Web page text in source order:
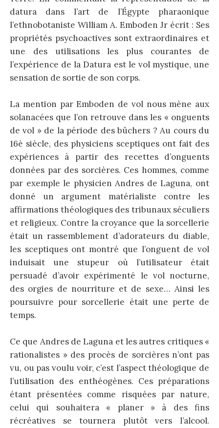
datura dans l’art de l’Égypte pharaonique
l’ethnobotaniste William A. Emboden Jr écrit : Ses
propriétés psychoactives sont extraordinaires et
une des utilisations les plus courantes de
l’expérience de la Datura est le vol mystique, une
sensation de sortie de son corps.
La mention par Emboden de vol nous mène aux
solanacées que l’on retrouve dans les « onguents
de vol » de la période des bûchers ? Au cours du
16è siècle, des physiciens sceptiques ont fait des
expériences à partir des recettes d’onguents
données par des sorcières. Ces hommes, comme
par exemple le physicien Andres de Laguna, ont
donné un argument matérialiste contre les
affirmations théologiques des tribunaux séculiers
et religieux. Contre la croyance que la sorcellerie
était un rassemblement d’adorateurs du diable,
les sceptiques ont montré que l’onguent de vol
induisait une stupeur où l’utilisateur était
persuadé d’avoir expérimenté le vol nocturne,
des orgies de nourriture et de sexe… Ainsi les
poursuivre pour sorcellerie était une perte de
temps.
Ce que Andres de Laguna et les autres critiques «
rationalistes » des procès de sorcières n’ont pas
vu, ou pas voulu voir, c’est l’aspect théologique de
l’utilisation des enthéogènes. Ces préparations
étant présentées comme risquées par nature,
celui qui souhaitera « planer » à des fins
récréatives se tournera plutôt vers l’alcool.